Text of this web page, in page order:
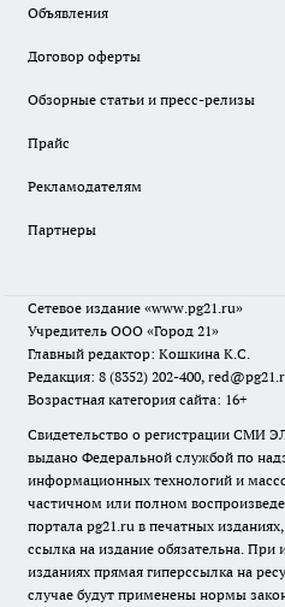
Объявления
Договор оферты
Обзорные статьи и пресс-релизы
Прайс
Рекламодателям
Партнеры
Сетевое издание «www.pg21.ru»
Учредитель ООО «Город 21»
Главный редактор: Кошкина К.С.
Редакция: 8 (8352) 202-400,
Возрастная категория сайта: 16+
Свидетельство о регистрации СМИ
выдано Федеральной службой по
информационных технологий и
частичном или полном
портала pg21.ru в печатных
ссылка на издание обязательна. При
изданиях прямая гиперссылка на
случае будут применены нормы